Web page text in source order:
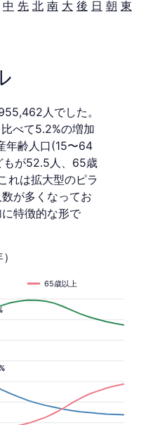
中 先 北 南 大 後 日 朝 東
人でした。
べて5.2%の増加
年齢人口(15〜64
もが52.5人、65歳
れは拡大型のピラ
が多くなってお
特徴的な形で
65歳以上